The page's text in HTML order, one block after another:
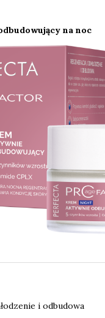
na noc
i odbudowa